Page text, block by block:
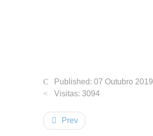
Published: 07 Outubro 2019
Visitas: 3094
Prev